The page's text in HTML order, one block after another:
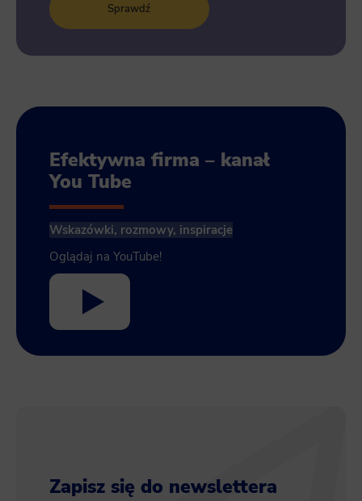
Sprawdź
Efektywna firma – kanał
You Tube
Wskazówki, rozmowy, inspiracje
Oglądaj na YouTube!
Zapisz się do newslettera